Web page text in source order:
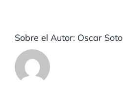
Sobre el Autor: Oscar Soto